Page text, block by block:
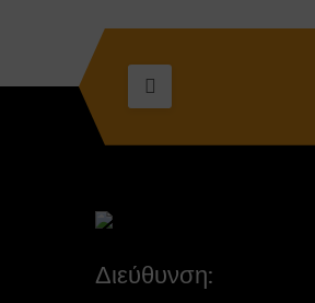
Διεύθυνση: